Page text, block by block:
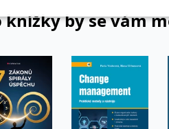
knížky by se vám
ANALYTICKÉ
Nezbytné Analytické
stránek, jako je přihlášení uživatele a